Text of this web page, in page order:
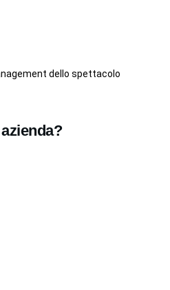
dello spettacolo